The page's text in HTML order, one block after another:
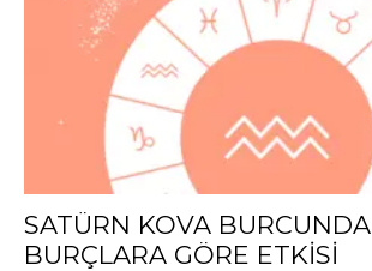
SATÜRN KOVA BURCUNDA
BURÇLARA GÖRE ETKİSİ